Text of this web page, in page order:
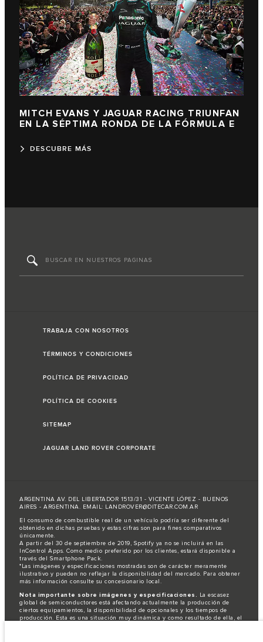
MITCH EVANS Y JAGUAR RACING TRIUNFAN
EN LA SÉPTIMA RONDA DE LA FÓRMULA E
DESCUBRE MÁS
TRABAJA CON NOSOTROS
TÉRMINOS Y CONDICIONES
POLÍTICA DE PRIVACIDAD
POLÍTICA DE COOKIES
SITEMAP
JAGUAR LAND ROVER CORPORATE
ARGENTINA AV. DEL LIBERTADOR 1513/31 - VICENTE LÓPEZ - BUENOS
AIRES - ARGENTINA. EMAIL: LANDROVER@DITECAR.COM.AR
El consumo de combustible real de un vehículo podría ser diferente del
obtenido en dichas pruebas y estas cifras son para fines comparativos
únicamente.
A partir del 30 de septiembre de 2019, Spotify ya no se incluirá en las
InControl Apps. Como medio preferido por los clientes, estará disponible a
través del Smartphone Pack.
*Las imágenes y especificaciones mostradas son de carácter meramente
ilustrativo y pueden no reflejar la disponibilidad del mercado. Para obtener
más información consulte su concesionario local.
Nota importante sobre imágenes y especificaciones. La escasez
global de semiconductores está afectando actualmente la producción de
ciertos equipamientos, la disponibilidad de opcionales y los tiempos de
producción. Esta es una situación muy dinámica y como resultado de ella, el